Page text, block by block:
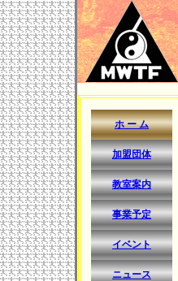
ホ ー ム
加盟団体
教室案内
事業予定
イベント
ニュース